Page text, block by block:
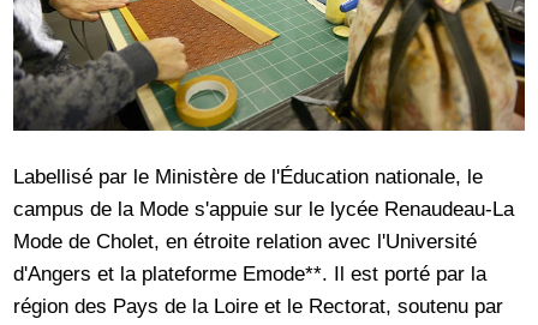
Labellisé par le Ministère de l'Éducation nationale, le
campus de la Mode s'appuie sur le lycée Renaudeau-La
Mode de Cholet, en étroite relation avec l'Université
d'Angers et la plateforme Emode**. Il est porté par la
région des Pays de la Loire et le Rectorat, soutenu par